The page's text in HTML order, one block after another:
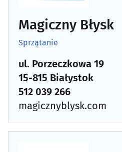
Surowce wtórne - skup, sprzedaż
Szklarze(13)
Ślusarstwo(15)
(23)
Magiczny Błysk
Sprzątanie
ul. Porzeczkowa 19
15-815 Białystok
512 039 266
magicznyblysk.com